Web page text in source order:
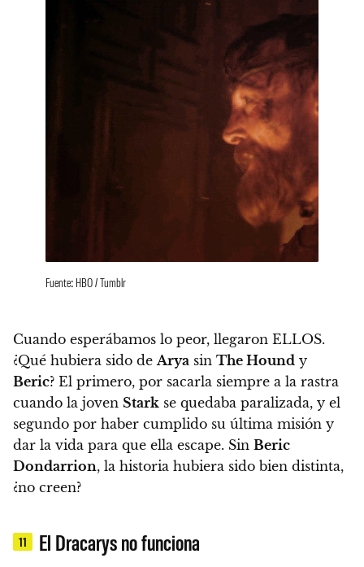
Fuente: HBO / Tumblr
Cuando esperábamos lo peor, llegaron ELLOS.
¿Qué hubiera sido de Arya sin The Hound y
Beric? El primero, por sacarla siempre a la rastra
cuando la joven Stark se quedaba paralizada, y el
segundo por haber cumplido su última misión y
dar la vida para que ella escape. Sin Beric
Dondarrion, la historia hubiera sido bien distinta,
¿no creen?
11 El Dracarys no funciona